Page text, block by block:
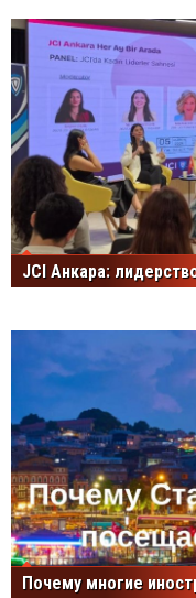
JCI Анкара:
Почему многие